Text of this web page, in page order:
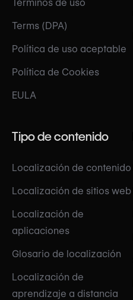
Términos de uso
Terms (DPA)
Política de uso aceptable
Política de Cookies
EULA
Tipo de contenido
Localización de contenido
Localización de sitios web
Localización de
aplicaciones
Glosario de localización
Localización de
aprendizaje a distancia